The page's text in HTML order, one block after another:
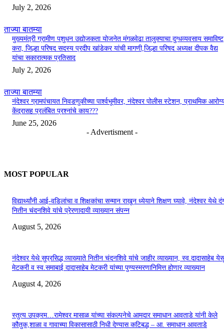
July 2, 2026
ताज्या बातम्या
मुख्यमंत्री ग्रामीण पशुधन उद्योजकता योजनेत मंगळवेढा तालुक्याचा दुग्धव्यवसाय समाविष्ट
करा, जिल्हा परिषद सदस्य प्रदीप खांडेकर यांची मागणी,जिल्हा परिषद अध्यक्ष दीपक वैद्य
यांचा सकारात्मक प्रतिसाद
July 2, 2026
ताज्या बातम्या
नंदेश्वर ग्रामपंचायत निवडणुकीच्या पार्श्वभूमीवर, नंदेश्वर पोलीस स्टेशन, प्राथमिक
केंद्रासह प्रलंबित प्रश्नांचे काय???
June 25, 2026
- Advertisment -
MOST POPULAR
विद्यार्थ्यांनी आई-वडिलांचा व शिक्षकांचा सन्मान राखून ध्येयाने शिक्षण घ्यावे, नंदेश्वर येथे
नितीन चंदनशिवे यांचे प्रेरणादायी व्याख्यान संपन्न
August 5, 2026
नंदेश्वर येथे सुप्रसिद्ध व्याख्याते नितीन चंदनशिवे यांचे जाहीर व्याख्यान, स्व.दादासाहेब येसू
मेटकरी व स्व.समाबाई दादासाहेब मेटकरी यांच्या पुण्यस्मरणानिमित्त होणार व्याख्यान
August 4, 2026
स्तुत्य उपक्रम…रामेश्वर मासाळ यांच्या संकल्पनेचे आमदार समाधान आवताडे यांनी केले
कौतुक,शाळा व गावाच्या विकासासाठी निधी देण्यास कटिबद्ध – आ. समाधान आवताडे